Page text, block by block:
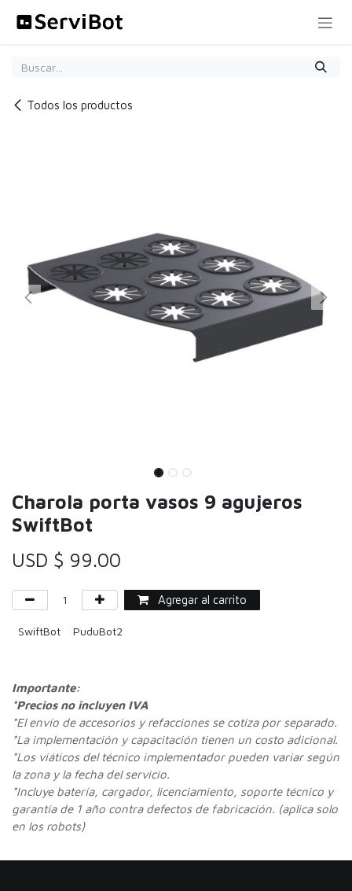
Todos los productos
Charola porta vasos 9 agujeros
SwiftBot
USD $ 99.00
Agregar al carrito
SwiftBot PuduBot2
Importante:
*Precios no incluyen IVA
*El envío de accesorios y refacciones se cotiza por separado.
*La implementación y capacitación tienen un costo adicional.
*Los viáticos del técnico implementador pueden variar según
la zona y la fecha del servicio.
*Incluye batería, cargador, licenciamiento, soporte técnico y
garantía de 1 año contra defectos de fabricación. (aplica solo
en los robots)